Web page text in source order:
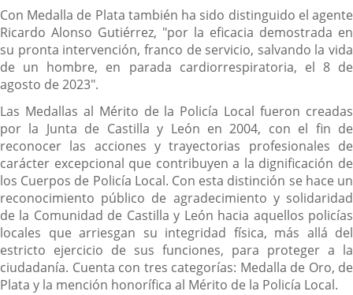
Con Medalla de Plata también ha sido distinguido el agente
Ricardo Alonso Gutiérrez, "por la eficacia demostrada en
su pronta intervención, franco de servicio, salvando la vida
de un hombre, en parada cardiorrespiratoria, el 8 de
agosto de 2023".
Las Medallas al Mérito de la Policía Local fueron creadas
por la Junta de Castilla y León en 2004, con el fin de
reconocer las acciones y trayectorias profesionales de
carácter excepcional que contribuyen a la dignificación de
los Cuerpos de Policía Local. Con esta distinción se hace un
reconocimiento público de agradecimiento y solidaridad
de la Comunidad de Castilla y León hacia aquellos policías
locales que arriesgan su integridad física, más allá del
estricto ejercicio de sus funciones, para proteger a la
ciudadanía. Cuenta con tres categorías: Medalla de Oro, de
Plata y la mención honorífica al Mérito de la Policía Local.